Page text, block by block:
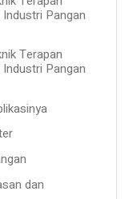
Pangan
Terapan
Pangan
dan